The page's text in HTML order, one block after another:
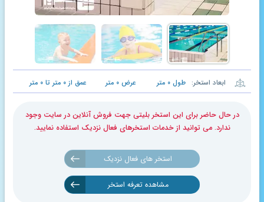
ابعاد استخر: طول ۰ متر عرض۰ متر عمق از۰ متر تا۰ متر
در حال حاضر برای این استخر بلیتی جهت فروش آنلاین در سایت وجود
ندارد. می توانید از خدمات استخرهای فعال نزدیک استفاده نمایید.
استخر های فعال نزدیک
مشاهده تعرفه استخر